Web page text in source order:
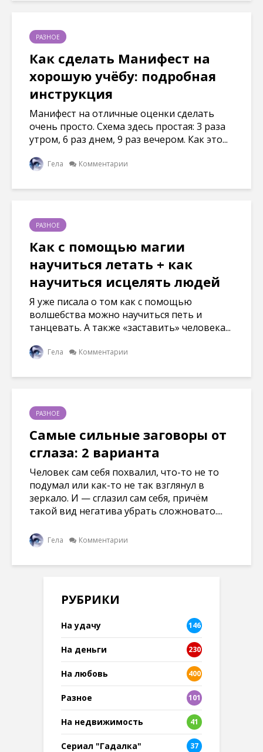
РАЗНОЕ
Как сделать Манифест на
хорошую учёбу: подробная
инструкция
Манифест на отличные оценки сделать
очень просто. Схема здесь простая: 3 раза
утром, 6 раз днем, 9 раз вечером. Как это...
Гела Комментарии
РАЗНОЕ
Как с помощью магии
научиться летать + как
научиться исцелять людей
Я уже писала о том как с помощью
волшебства можно научиться петь и
танцевать. А также «заставить» человека...
Гела Комментарии
РАЗНОЕ
Самые сильные заговоры от
сглаза: 2 варианта
Человек сам себя похвалил, что-то не то
подумал или как-то не так взглянул в
зеркало. И — сглазил сам себя, причём
такой вид негатива убрать сложновато....
Гела Комментарии
РУБРИКИ
На удачу 146
На деньги 230
На любовь 400
Разное
101
8
На недвижимость 41
Сериал "Гадалка" 37